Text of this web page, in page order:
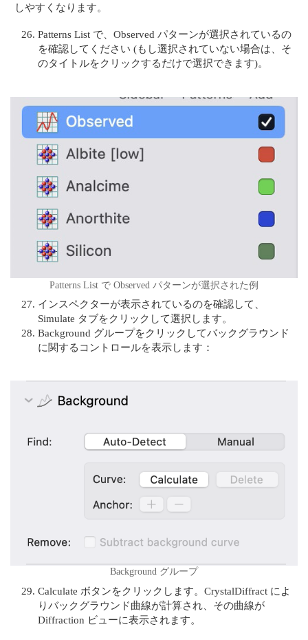
しやすくなります。
Patterns List で、Observed パターンが選択されているの
を確認してください (もし選択されていない場合は、そ
のタイトルをクリックするだけで選択できます)。
Patterns List で Observed パターンが選択された例
インスペクターが表示されているのを確認して、
Simulate タブをクリックして選択します。
Background グループをクリックしてバックグラウンド
に関するコントロールを表示します：
Background グループ
Calculate ボタンをクリックします。CrystalDiffract によ
りバックグラウンド曲線が計算され、その曲線が
Diffraction ビューに表示されます。